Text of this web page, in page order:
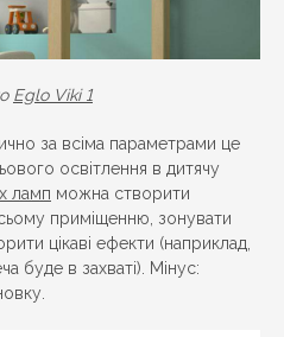
Eglo Viki 1
за всіма параметрами це
освітлення в дитячу
ламп можна створити
приміщенню, зонувати
цікаві ефекти (наприклад,
буде в захваті). Мінус: